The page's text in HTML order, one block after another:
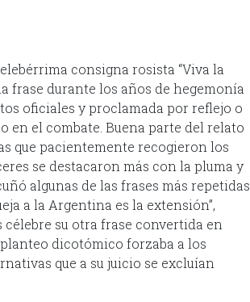
consigna rosista “Viva la
frase durante los años de hegemonía
oficiales y proclamada por reflejo o
el combate. Buena parte del relato
que pacientemente recogieron los
se destacaron más con la pluma y
algunas de las frases más repetidas
a la Argentina es la extensión”,
su otra frase convertida en
dicotómico forzaba a los
que a su juicio se excluían